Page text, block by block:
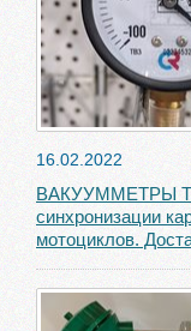
16.02.2022
ВАКУУММЕТРЫ
синхронизации
мотоциклов.